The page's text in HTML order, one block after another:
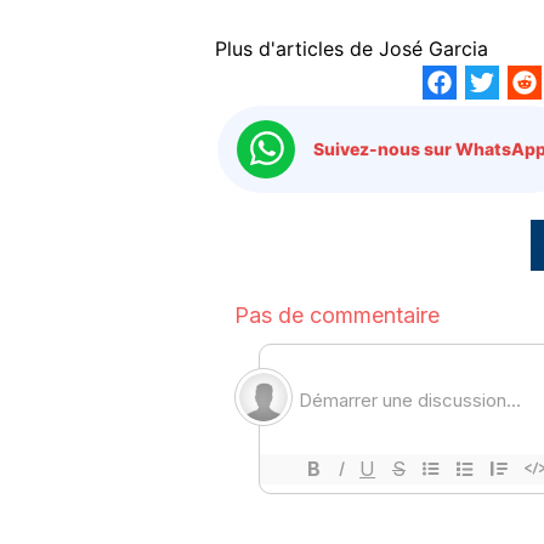
Plus d'articles de José Garcia
Suivez-nous sur